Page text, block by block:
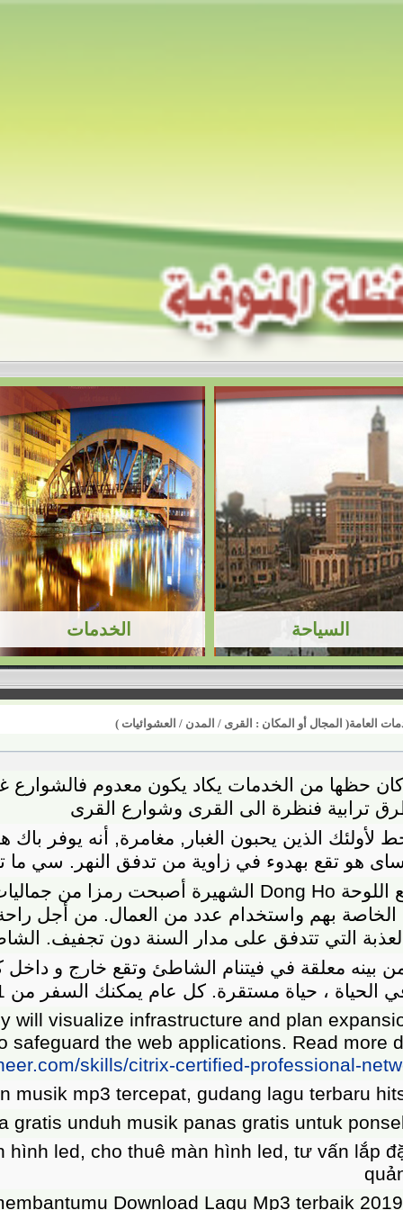
مما يؤدى الى زيادة الأمراض والتلوث
جعل الناس تذكر قبل أن تنعم شاطئ الرمال
جدا من السياح لأن هذا المكان هو هادئ جدا
من منطقة المشاة مع المياه واضحة الرمال
Đặt phòng khách sạn لتوفير أقصى قدر
expert must be capable of taking
learning engine. The CCP-N
Download lagu Indo terbaru gratis,
https://downloadlaguindo.net/Temukan
cũng đảm nhận cung cấp các dịch vụ
Lagu Indo - Situs dengarkan dan